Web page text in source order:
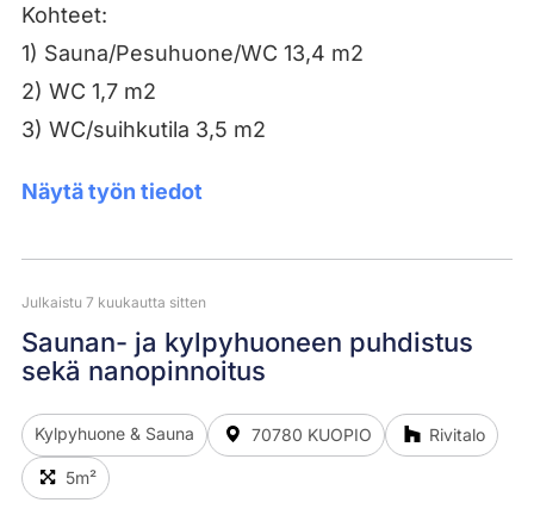
Kohteet:
1) Sauna/Pesuhuone/WC 13,4 m2
2) WC 1,7 m2
3) WC/suihkutila 3,5 m2
Näytä työn tiedot
Julkaistu 7 kuukautta sitten
Saunan- ja kylpyhuoneen puhdistus
sekä nanopinnoitus
Kylpyhuone & Sauna 70780 KUOPIO Rivitalo
5m²